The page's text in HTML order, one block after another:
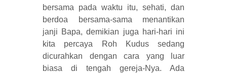
bersama pada waktu itu, sehati, dan
berdoa bersama-sama menantikan
janji Bapa, demikian juga hari-hari ini
kita percaya Roh Kudus sedang
dicurahkan dengan cara yang luar
biasa di tengah gereja-Nya. Ada